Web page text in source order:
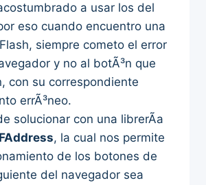
a usar los del
eso cuando encuentro una
siempre cometo el error
y no al botÃ³n que
con su correspondiente
errÃ³neo.
solucionar con una librerÃ­a
, la cual nos permite
de los botones de
del navegador sea